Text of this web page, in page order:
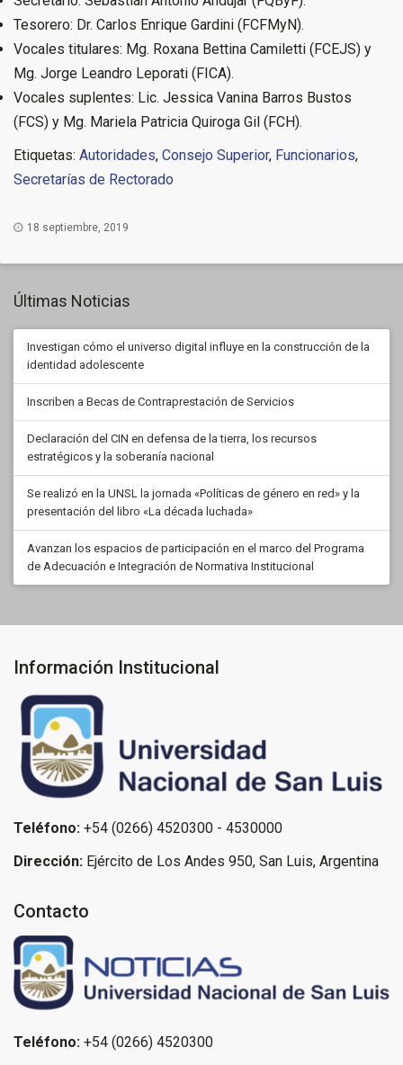
Tesorero: Dr. Carlos Enrique Gardini (FCFMyN).
Vocales titulares: Mg. Roxana Bettina Camiletti (FCEJS) y
Mg. Jorge Leandro Leporati (FICA).
Vocales suplentes: Lic. Jessica Vanina Barros Bustos
(FCS) y Mg. Mariela Patricia Quiroga Gil (FCH).
Etiquetas: Autoridades, Consejo Superior, Funcionarios,
Secretarías de Rectorado
18 septiembre, 2019
Últimas Noticias
Investigan cómo el universo digital influye en la construcción de la
identidad adolescente
Inscriben a Becas de Contraprestación de Servicios
Declaración del CIN en defensa de la tierra, los recursos
estratégicos y la soberanía nacional
Se realizó en la UNSL la jornada «Políticas de género en red» y la
presentación del libro «La década luchada»
Avanzan los espacios de participación en el marco del Programa
de Adecuación e Integración de Normativa Institucional
Información Institucional
Teléfono: +54 (0266) 4520300 - 4530000
Dirección: Ejército de Los Andes 950, San Luis, Argentina
Contacto
Teléfono: +54 (0266) 4520300